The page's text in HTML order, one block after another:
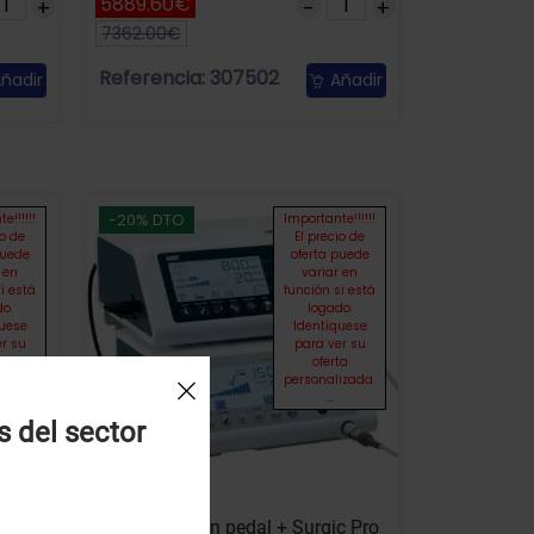
7362.00€
Referencia: 307502 Añadir
de
está
su
-20% DTO
Importante!!!!!!
El precio de
oferta puede
variar en
función si está
logado.
Identíquese
para ver su
oferta
personalizada.
...
Variosurg4 sin pedal + Surgic Pro
del sector